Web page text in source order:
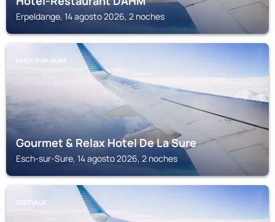
Erpeldange, 14 agosto 2026, 2 noches
ESCH-SUR-SURE
Gourmet & Relax Hotel De La Sure
Esch-sur-Sure, 14 agosto 2026, 2 noches
CLERVAUX